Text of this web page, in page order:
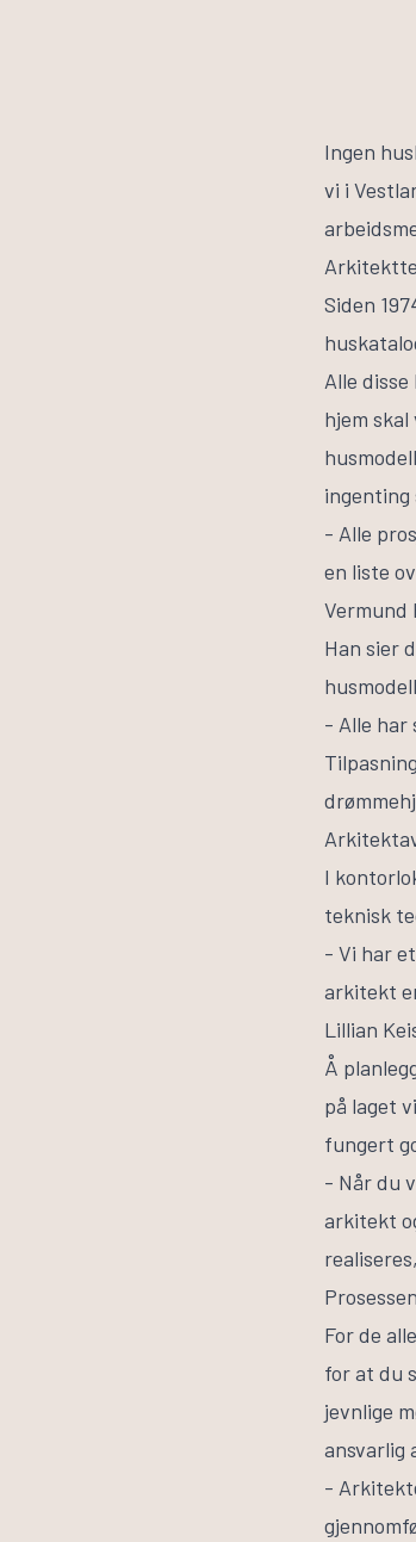
Ingen
vi i
Siden
Alle
hjem
ingenting
- Alle
en liste
Vermund
Han sier
- Alle har
I
teknisk
- Vi har
arkitekt
Lillian
Å
på laget
fungert
- Når du
arkitekt
For de
for at du
jevnlige
ansvarlig
-